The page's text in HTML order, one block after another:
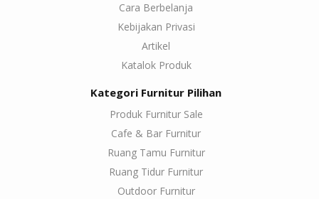
Cara Berbelanja
Kebijakan Privasi
Artikel
Katalok Produk
Kategori Furnitur Pilihan
Produk Furnitur Sale
Cafe & Bar Furnitur
Ruang Tamu Furnitur
Ruang Tidur Furnitur
Outdoor Furnitur